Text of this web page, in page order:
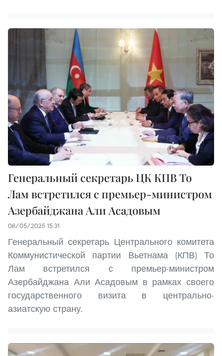
Генеральный секретарь ЦК КПВ То
Лам встретился с премьер-министром
Азербайджана Али Асадовым
08/05/2025 15:31
Генеральный секретарь Центрального комитета
Коммунистической партии Вьетнама (КПВ) То
Лам встретился с премьер-министром
Азербайджана Али Асадовым в рамках своего
государственного визита в центрально-
азиатскую страну.